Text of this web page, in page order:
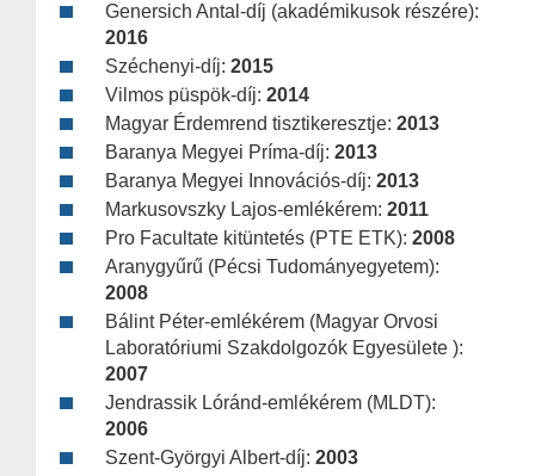
Genersich Antal-díj (akadémikusok részére):
2016
Széchenyi-díj: 2015
Vilmos püspök-díj: 2014
Magyar Érdemrend tisztikeresztje: 2013
Baranya Megyei Príma-díj: 2013
Baranya Megyei Innovációs-díj: 2013
Markusovszky Lajos-emlékérem: 2011
Pro Facultate kitüntetés (PTE ETK): 2008
Aranygyűrű (Pécsi Tudományegyetem):
2008
Bálint Péter-emlékérem (Magyar Orvosi
Laboratóriumi Szakdolgozók Egyesülete ):
2007
Jendrassik Lóránd-emlékérem (MLDT):
2006
Szent-Györgyi Albert-díj: 2003